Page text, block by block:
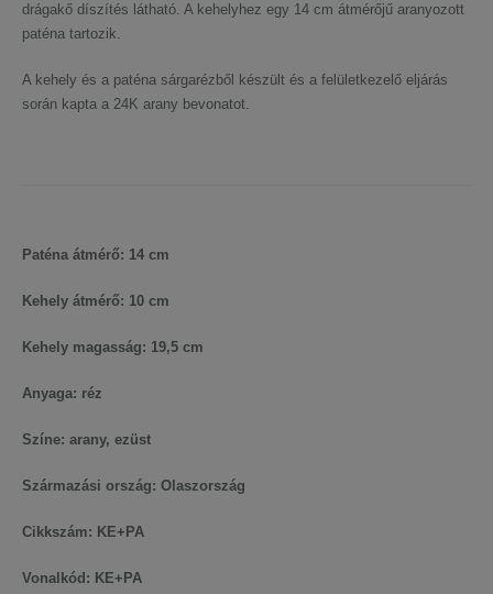
drágakő díszítés látható. A kehelyhez egy 14 cm átmérőjű aranyozott
paténa tartozik.
A kehely és a paténa sárgarézből készült és a felületkezelő eljárás
során kapta a 24K arany bevonatot.
Paténa átmérő: 14 cm
Kehely átmérő: 10 cm
Kehely magasság: 19,5 cm
Anyaga: réz
Színe: arany, ezüst
Származási ország: Olaszország
Cikkszám: KE+PA
Vonalkód: KE+PA